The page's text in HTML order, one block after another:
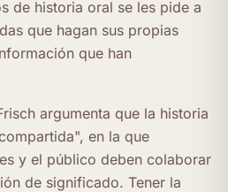
de historia oral se les pide a
que hagan sus propias
que han
argumenta que la historia
en la que
y el público deben colaborar
de significado. Tener la